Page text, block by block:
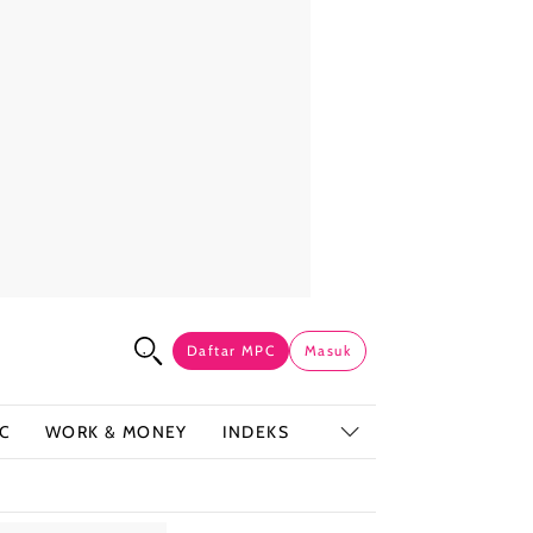
Daftar MPC Masuk
WORK & MONEY INDEKS